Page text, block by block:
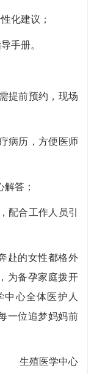
化建议；
手册。
前预约，现场
历，方便医师
答；
合工作人员引
的女性都格外
为备孕家庭拨开
心全体医护人
一位追梦妈妈前
生殖医学中心